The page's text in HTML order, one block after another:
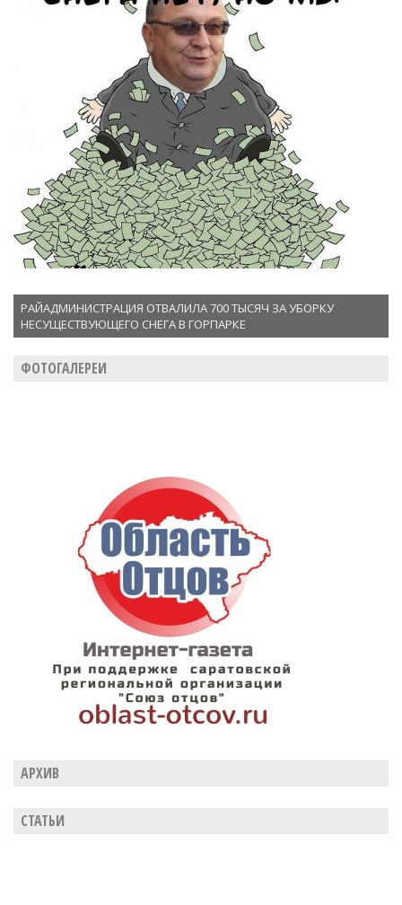
РАЙАДМИНИСТРАЦИЯ ОТВАЛИЛА 700 ТЫСЯЧ ЗА УБОРКУ
НЕСУЩЕСТВУЮЩЕГО СНЕГА В ГОРПАРКЕ
ФОТОГАЛЕРЕИ
АРХИВ
СТАТЬИ